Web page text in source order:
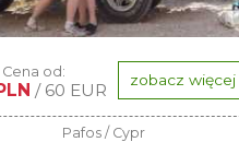
Cena od:
/ 60 EUR zobacz więcej
Pafos / Cypr